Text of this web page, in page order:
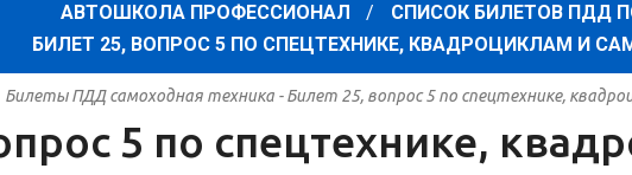
АВТОШКОЛА ПРОФЕССИОНАЛ
СПИСОК БИЛЕТОВ ПДД
БИЛЕТ 25, ВОПРОС 5 ПО СПЕЦТЕХНИКЕ, КВАДРОЦИКЛАМ И
Билеты ПДД самоходная техника - Билет 25, вопрос 5 по спецтехнике,
5 по спецтехнике,